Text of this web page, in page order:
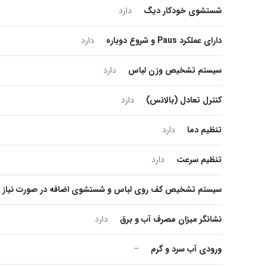
شستشوی خودکار دیگ دارد
دارای عملکرد Paus و شروع دوباره دارد
سیستم تشخیص وزن لباس دارد
کنترل تعادل (بالانس) دارد
تنظیم دما دارد
تنظیم سرعت دارد
سیستم تشخیص کف روی لباس و شستشوی اضافه در صورت نیاز
نشانگر میزان مصرف آب و برق دارد
ورودی آب سرد و گرم –
...